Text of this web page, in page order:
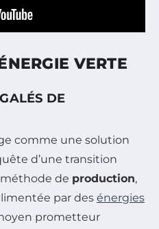
VERTE
DE
comme une solution
d’une transition
de production,
par des énergies
prometteur